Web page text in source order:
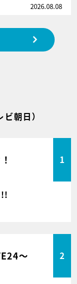
2026.08.08
ビ朝日）
1
～ 2